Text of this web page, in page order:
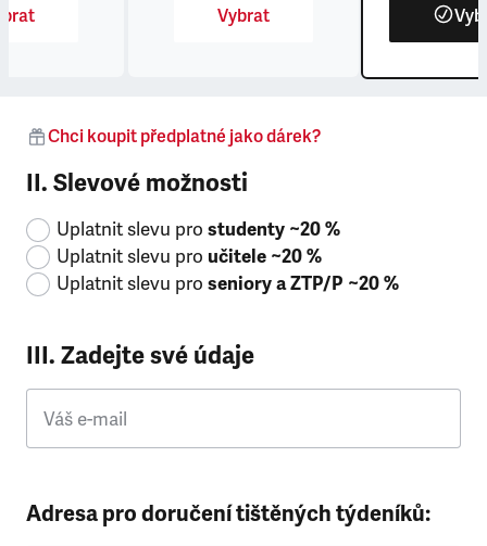
Vybrat
Chci koupit předplatné jako dárek?
II. Slevové možnosti
Uplatnit slevu pro studenty ~20 %
Uplatnit slevu pro učitele ~20 %
Uplatnit slevu pro seniory a ZTP/P ~20 %
III. Zadejte své údaje
Váš e-mail
Adresa pro doručení tištěných týdeníků: